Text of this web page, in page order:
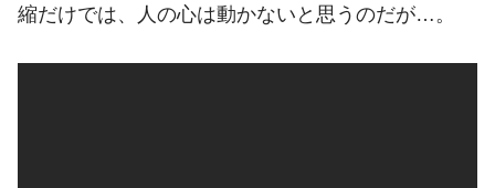
縮だけでは、人の心は動かないと思うのだが…。